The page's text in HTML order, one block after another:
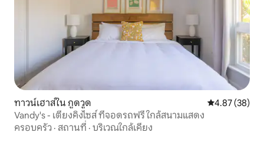
ทาวน์เฮาส์ใน กูดวูด คะแนนเฉลี่ย
4.87 (38)
Vandy's - เตียงคิงไซส์ ที่จอดรถฟรี ใกล้สนามแสดง
ครอบครัว · สถานที่ · บริเวณใกล้เคียง